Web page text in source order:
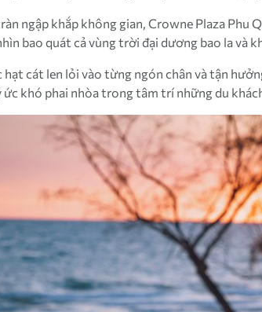
ngập khắp không gian, Crowne Plaza
bao quát cả vùng trời đại dương bao la và
cát len lỏi vào từng ngón chân và tận
khó phai nhòa trong tâm trí những du